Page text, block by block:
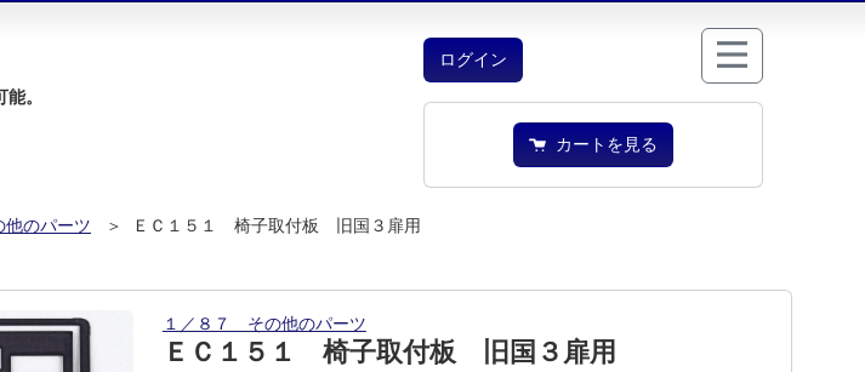
。
ログイン
カートを見る
のパーツ
＞ ＥＣ１５１ 椅子取付板 旧国３扉用
１／８７ その他のパーツ
ＥＣ１５１ 椅子取付板 旧国３扉用